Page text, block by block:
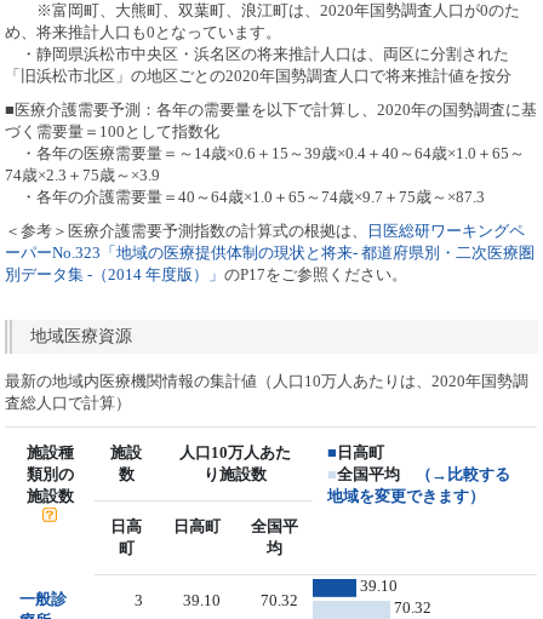
※富岡町、大熊町、双葉町、浪江町は、2020年国勢調査人口が0のた
め、将来推計人口も0となっています。
・静岡県浜松市中央区・浜名区の将来推計人口は、両区に分割された
「旧浜松市北区」の地区ごとの2020年国勢調査人口で将来推計値を按分
■医療介護需要予測：各年の需要量を以下で計算し、2020年の国勢調査に基
づく需要量＝100として指数化
・各年の医療需要量＝～14歳×0.6＋15～39歳×0.4＋40～64歳×1.0＋65～
74歳×2.3＋75歳～×3.9
・各年の介護需要量＝40～64歳×1.0＋65～74歳×9.7＋75歳～×87.3
＜参考＞医療介護需要予測指数の計算式の根拠は、
日医総研ワーキングペ
ーパーNo.323「地域の医療提供体制の現状と将来- 都道府県別・二次医療圏
別データ集 -（2014 年度版）」のP17をご参照ください。
地域医療資源
最新の地域内医療機関情報の集計値（人口10万人あたりは、2020年国勢調
査総人口で計算）
施設種
類別の
施設数
施設
数
人口10万人あた
り施設数
■ 日高町
■全国平均
（→比較する
地域を変更できます）
日高
町
日高町
全国平
均
一般診
3 39.10 70.32
39.10
70.32